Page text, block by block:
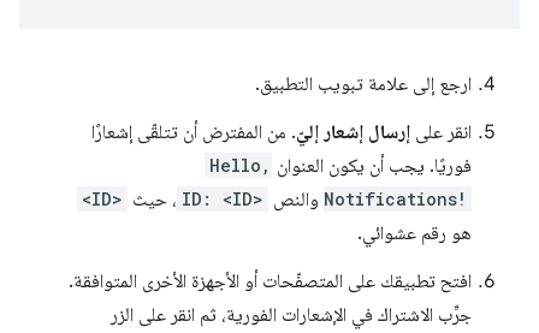
ارجع إلى علامة تبويب التطبيق.
انقر على إرسال إشعار إليّ. من المفترض أن تتلقّى إشعارًا
فوريًا. يجب أن يكون العنوان Hello,
Notifications! والنص ID: <ID> ، حيث <ID>
هو رقم عشوائي.
افتح تطبيقك على المتصفّحات أو الأجهزة الأخرى المتوافقة.
جرِّب الاشتراك في الإشعارات الفورية، ثم انقر على الزر